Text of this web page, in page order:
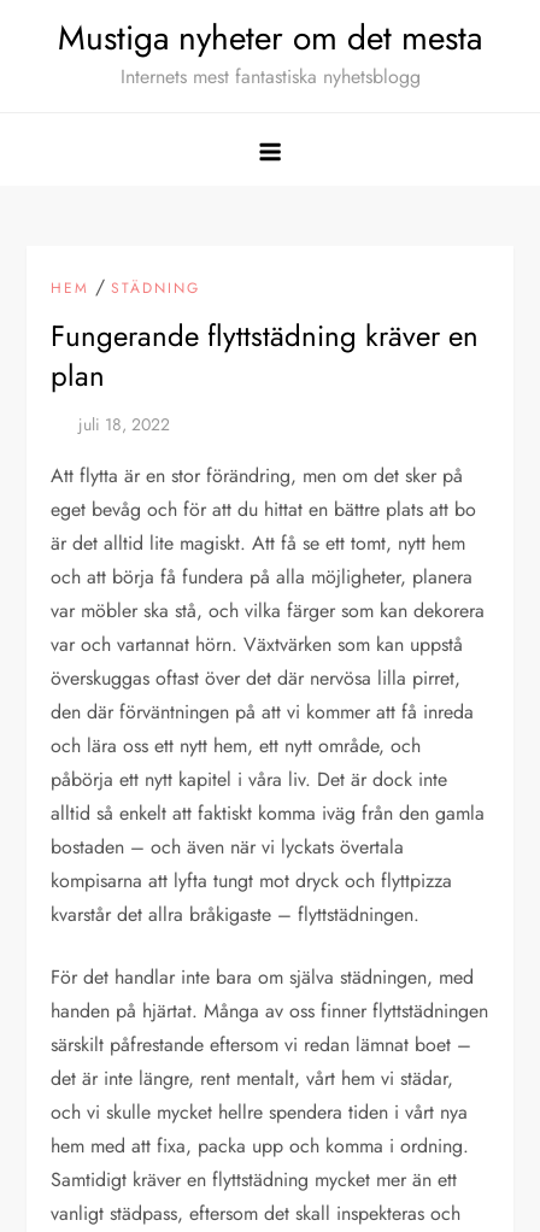
Mustiga nyheter om det mesta
Internets mest fantastiska nyhetsblogg
HEM /STÄDNING
Fungerande flyttstädning kräver en
plan
Att flytta är en stor förändring, men om det sker på
eget bevåg och för att du hittat en bättre plats att bo
är det alltid lite magiskt. Att få se ett tomt, nytt hem
och att börja få fundera på alla möjligheter, planera
var möbler ska stå, och vilka färger som kan dekorera
var och vartannat hörn. Växtvärken som kan uppstå
överskuggas oftast över det där nervösa lilla pirret,
den där förväntningen på att vi kommer att få inreda
och lära oss ett nytt hem, ett nytt område, och
påbörja ett nytt kapitel i våra liv. Det är dock inte
alltid så enkelt att faktiskt komma iväg från den gamla
bostaden – och även när vi lyckats övertala
kompisarna att lyfta tungt mot dryck och flyttpizza
kvarstår det allra bråkigaste – flyttstädningen.
För det handlar inte bara om själva städningen, med
handen på hjärtat. Många av oss finner flyttstädningen
särskilt påfrestande eftersom vi redan lämnat boet –
det är inte längre, rent mentalt, vårt hem vi städar,
och vi skulle mycket hellre spendera tiden i vårt nya
hem med att fixa, packa upp och komma i ordning.
Samtidigt kräver en flyttstädning mycket mer än ett
vanligt städpass, eftersom det skall inspekteras och